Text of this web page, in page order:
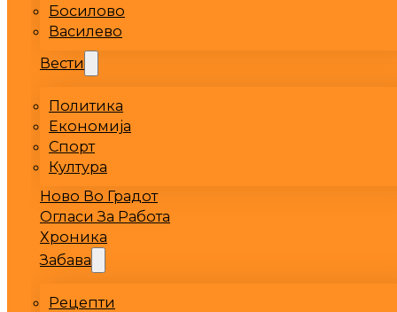
Босилово
Василево
Вести
Политика
Економија
Спорт
Култура
Ново Во Градот
Огласи За Работа
Хроника
Забава
Рецепти